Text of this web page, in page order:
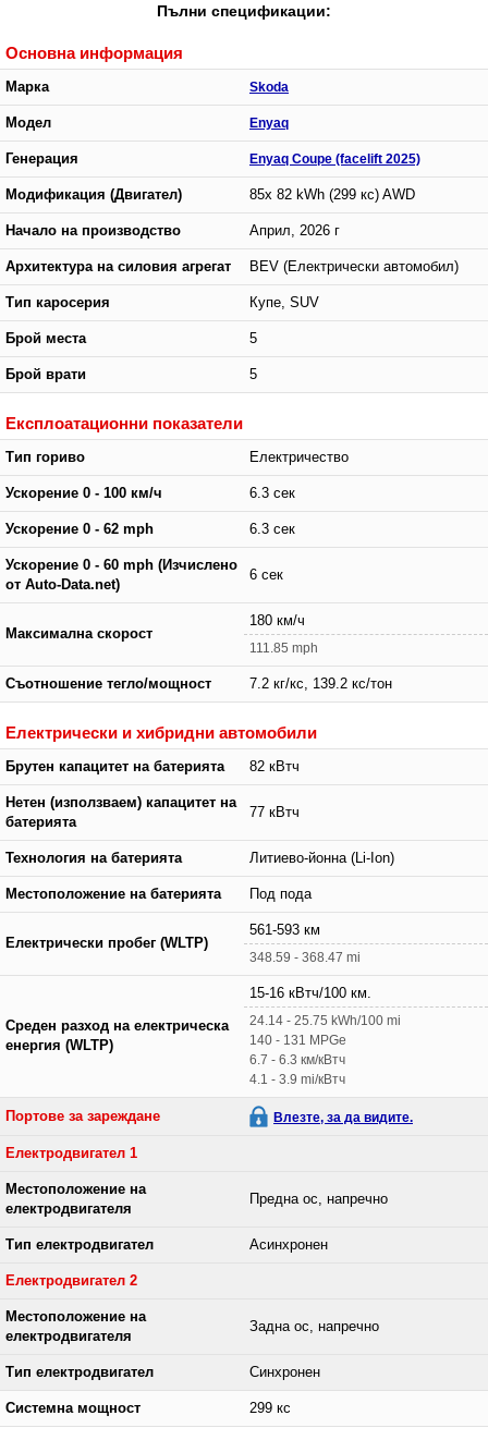
Пълни спецификации:
Основна информация
Марка Skoda
Модел Enyaq
Генерация Enyaq Coupe (facelift 2025)
Модификация (Двигател) 85x 82 kWh (299 кс) AWD
Начало на производство Април, 2026 г
Архитектура на силовия агрегат BEV (Електрически автомобил)
Тип каросерия Купе, SUV
Брой места 5
Брой врати 5
Експлоатационни показатели
Тип гориво Електричество
Ускорение 0 - 100 км/ч 6.3 сек
Ускорение 0 - 62 mph 6.3 сек
Ускорение 0 - 60 mph (Изчислено
от Auto-Data.net)
6 сек
Максимална скорост
180 км/ч
111.85 mph
Съотношение тегло/мощност 7.2 кг/кс, 139.2 кс/тон
Електрически и хибридни автомобили
Брутен капацитет на батерията 82 кВтч
Нетен (използваем) капацитет на
батерията
77 кВтч
Технология на батерията Литиево-йонна (Li-Ion)
Местоположение на батерията Под пода
Електрически пробег (WLTP)
561-593 км
348.59 - 368.47 mi
Среден разход на електрическа
енергия (WLTP)
15-16 кВтч/100 км.
24.14 - 25.75 kWh/100 mi
140 - 131 MPGe
6.7 - 6.3 км/кВтч
4.1 - 3.9 mi/кВтч
Портове за зареждане Влезте, за да видите.
Електродвигател 1
Местоположение на
електродвигателя
Предна ос, напречно
Тип електродвигател Асинхронен
Електродвигател 2
Местоположение на
електродвигателя
Задна ос, напречно
Тип електродвигател Синхронен
Системна мощност 299 кс